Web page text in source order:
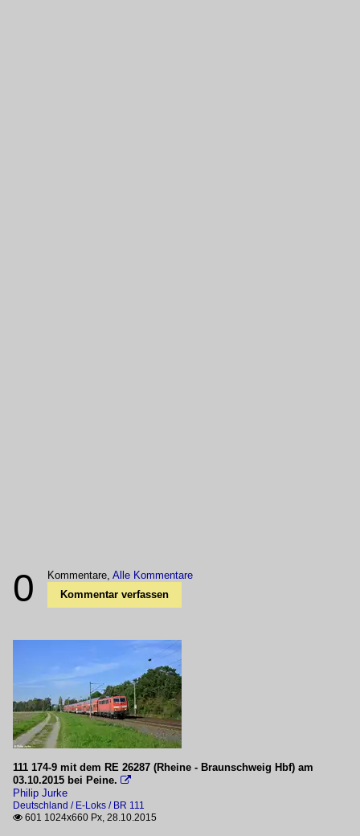
0 Kommentare, Alle Kommentare
Kommentar verfassen
111 174-9 mit dem RE 26287 (Rheine - Braunschweig Hbf) am
03.10.2015 bei Peine. 
Philip Jurke
Deutschland / E-Loks / BR 111
 601 1024x660 Px, 28.10.2015